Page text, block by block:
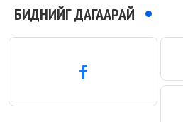
БИДНИЙГ ДАГААРАЙ